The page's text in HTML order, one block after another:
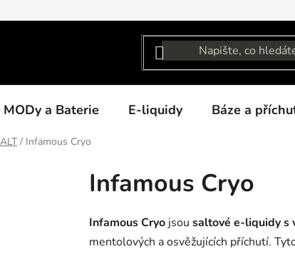
MODy a Baterie E-liquidy Báze a
/ Infamous Cryo
Infamous Cryo
Infamous Cryo jsou saltové e-liquidy s
mentolových a osvěžujících příchutí.